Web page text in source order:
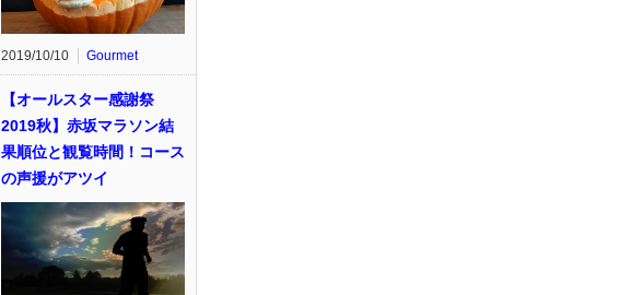
2019/10/10 Gourmet
【オールスター感謝祭
2019秋】赤坂マラソン結
果順位と観覧時間！コース
の声援がアツイ